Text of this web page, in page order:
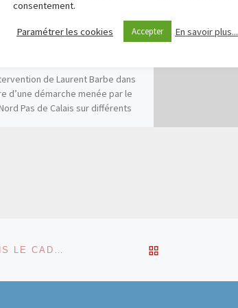
»
de Laurent Barbe dans
d’une démarche menée par le
Nord Pas de Calais sur différents
consentement.
Paramétrer les cookies Accepter En savoir plus...